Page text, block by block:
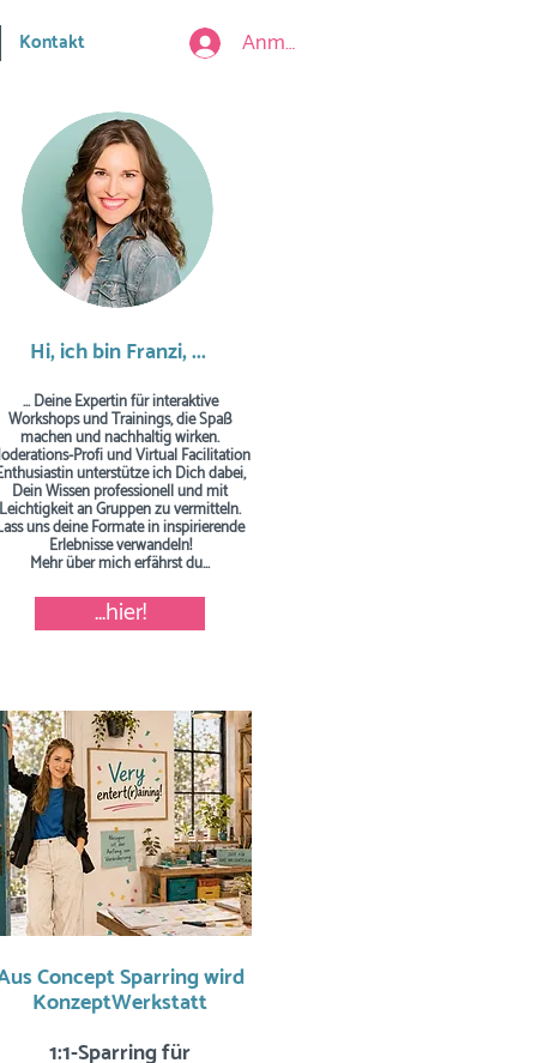
Kontakt Anmelden
Hi, ich bin Franzi, ...
... Deine Expertin für interaktive
Workshops und Trainings, die Spaß
machen und nachhaltig wirken.
Profi und Virtual Facilitation
unterstütze ich Dich dabei,
Dein Wissen professionell und mit
Leichtigkeit an Gruppen zu vermitteln.
uns deine Formate in inspirierende
Erlebnisse verwandeln!
Mehr über mich erfährst du...
...hier!
Concept Sparring wird
KonzeptWerkstatt
1:1-Sparring für